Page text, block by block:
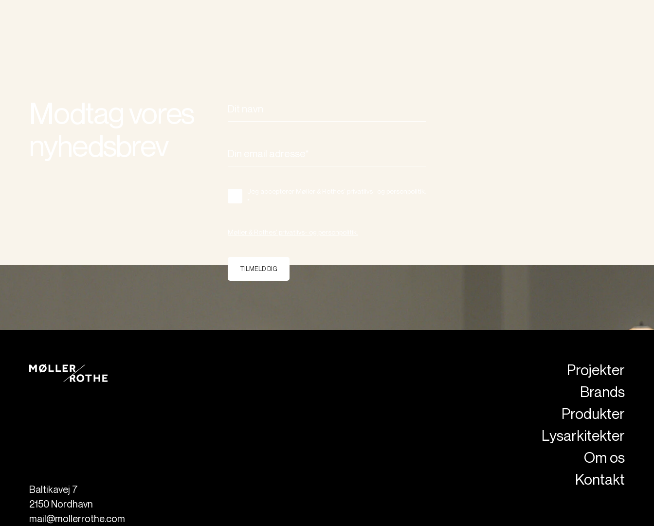
TILMELD DIG
Baltikavej 7
2150 Nordhavn
mail@mollerrothe.com
Projekter
Brands
Produkter
Lysarkitekter
Om os
Kontakt